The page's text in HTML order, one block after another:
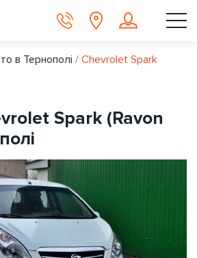
в Тернополі / Chevrolet Spark
Spark (Ravon